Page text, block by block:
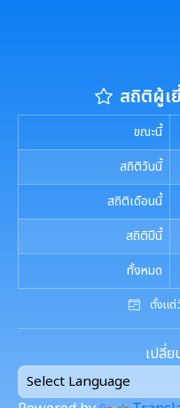
นโยบายไม่รับของ
การมีส่วนร่วมของผู้
การเปิดโอกาสให้
ภารกิจของหน่วยงาน
การประเมินความเ
รายงานผลการดำ
เสี่ยงการทุจริต
การเสริมสร้างวั
รายงานผลการดำ
การขับเคลื่อนนโ
หน้าที่
รายงานผลการด
Policy
หลักเกณฑ์การรับ
ธรรมจรรยาของเ
การนำผลการประ
รายงานผลการดำ
ความโปร่งใสภายใ
มาตรการให้ผู้มีส่วน
มาตรการส่งเสริมค
มาตรการป้องกัน
มาตรการเผยแพร่
แผนปฏิบัติการป้องกัน
กฏหมายที่เกี่ยวข้อง
รายงานทางการเงิน
รายรับ-รายจ่ายประจ
งบแสดงฐานะการเ
รายงานผลการตร
ข้อมูลการดำเนินงานอื่นๆ
รายงานการประเ
การส่งเสริมคุณธร
รายงานการประชุ
โครงการอนุรักษ์พันธุก
สถิติผู้เ
ขณะนี้
สถิติวันนี้
สถิติเดือนนี้
สถิติปีนี้
ทั้งหมด
ตั้งแต่
เปลี่ย